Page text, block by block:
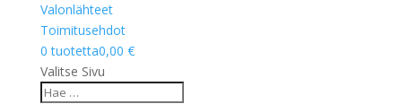
Valonlähteet
Toimitusehdot
0 tuotetta0,00 €
Valitse Sivu